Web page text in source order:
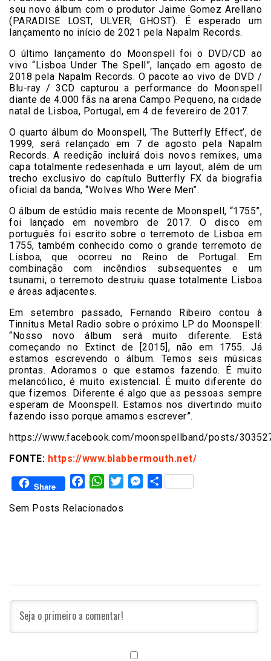
seu novo álbum com o produtor Jaime Gomez Arellano
(PARADISE LOST, ULVER, GHOST). É esperado um
lançamento no início de 2021 pela Napalm Records.
O último lançamento do Moonspell foi o DVD/CD ao
vivo “Lisboa Under The Spell”, lançado em agosto de
2018 pela Napalm Records. O pacote ao vivo de DVD /
Blu-ray / 3CD capturou a performance do Moonspell
diante de 4.000 fãs na arena Campo Pequeno, na cidade
natal de Lisboa, Portugal, em 4 de fevereiro de 2017.
O quarto álbum do Moonspell, ‘The Butterfly Effect’, de
1999, será relançado em 7 de agosto pela Napalm
Records. A reedição incluirá dois novos remixes, uma
capa totalmente redesenhada e um layout, além de um
trecho exclusivo do capítulo Butterfly FX da biografia
oficial da banda, “Wolves Who Were Men”.
O álbum de estúdio mais recente de Moonspell, “1755”,
foi lançado em novembro de 2017. O disco em
português foi escrito sobre o terremoto de Lisboa em
1755, também conhecido como o grande terremoto de
Lisboa, que ocorreu no Reino de Portugal. Em
combinação com incêndios subsequentes e um
tsunami, o terremoto destruiu quase totalmente Lisboa
e áreas adjacentes.
Em setembro passado, Fernando Ribeiro contou à
Tinnitus Metal Radio sobre o próximo LP do Moonspell:
“Nosso novo álbum será muito diferente. Está
começando no Extinct de [2015], não em 1755. Já
estamos escrevendo o álbum. Temos seis músicas
prontas. Adoramos o que estamos fazendo. É muito
melancólico, é muito existencial. É muito diferente do
que fizemos. Diferente é algo que as pessoas sempre
esperam de Moonspell. Estamos nos divertindo muito
fazendo isso porque amamos escrever”.
https://www.facebook.com/moonspellband/posts/
FONTE: https://www.blabbermouth.net/
Share FacebookWhatsAppTwitterMessenger
Share
Sem Posts Relacionados